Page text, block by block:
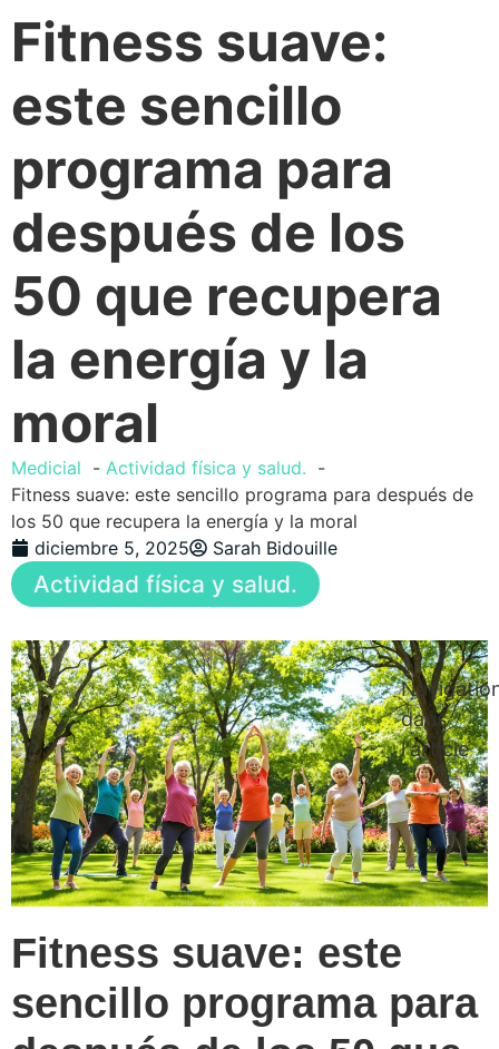
Fitness suave:
este sencillo
programa para
después de los
50 que recupera
la energía y la
moral
Medicial
Actividad física y salud.
Fitness suave: este sencillo programa para después de
los 50 que recupera la energía y la moral
diciembre 5, 2025
Sarah Bidouille
Actividad física y salud.
Fitness suave: este
sencillo programa para
dans
l'article